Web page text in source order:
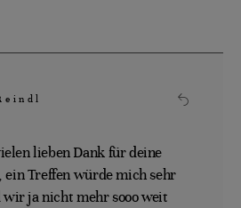
lieben Dank für deine
ein Treffen würde mich sehr
ja nicht mehr sooo weit